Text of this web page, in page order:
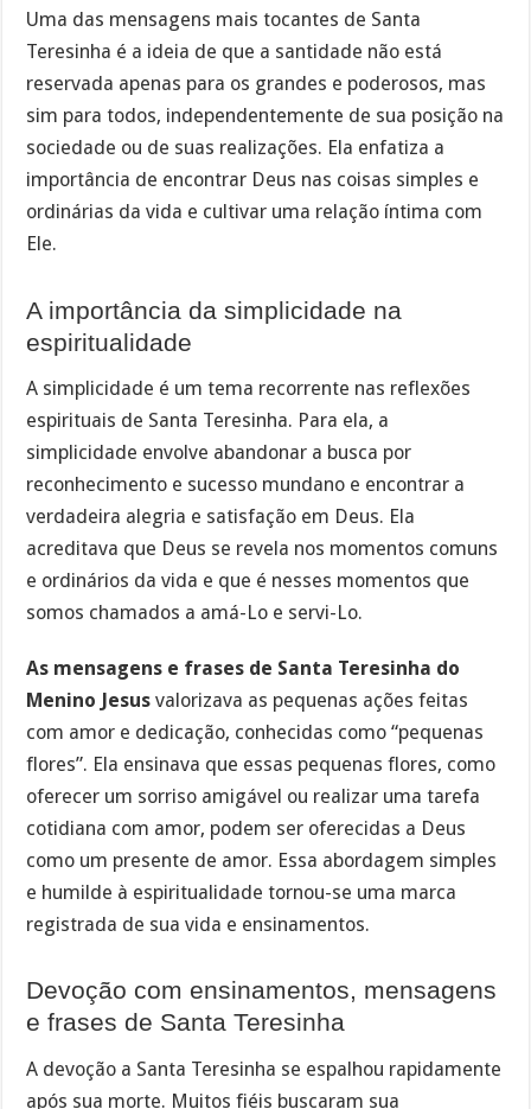
Uma das mensagens mais tocantes de Santa
Teresinha é a ideia de que a santidade não está
reservada apenas para os grandes e poderosos, mas
sim para todos, independentemente de sua posição na
sociedade ou de suas realizações. Ela enfatiza a
importância de encontrar Deus nas coisas simples e
ordinárias da vida e cultivar uma relação íntima com
Ele.
A importância da simplicidade na
espiritualidade
A simplicidade é um tema recorrente nas reflexões
espirituais de Santa Teresinha. Para ela, a
simplicidade envolve abandonar a busca por
reconhecimento e sucesso mundano e encontrar a
verdadeira alegria e satisfação em Deus. Ela
acreditava que Deus se revela nos momentos comuns
e ordinários da vida e que é nesses momentos que
somos chamados a amá-Lo e servi-Lo.
As mensagens e frases de Santa Teresinha do
Menino Jesus valorizava as pequenas ações feitas
com amor e dedicação, conhecidas como “pequenas
flores”. Ela ensinava que essas pequenas flores, como
oferecer um sorriso amigável ou realizar uma tarefa
cotidiana com amor, podem ser oferecidas a Deus
como um presente de amor. Essa abordagem simples
e humilde à espiritualidade tornou-se uma marca
registrada de sua vida e ensinamentos.
Devoção com ensinamentos, mensagens
e frases de Santa Teresinha
A devoção a Santa Teresinha se espalhou rapidamente
após sua morte. Muitos fiéis buscaram sua